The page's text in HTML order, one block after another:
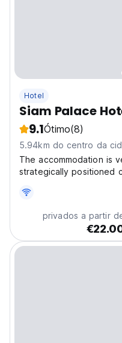
Hotel
Siam Palace
9.1Ótimo(8)
5.94km do centro da
The accommodation is
strategically positioned
serene and peaceful
crowds. Be ready to
privados a partir